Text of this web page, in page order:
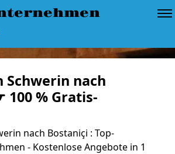
Schwerin nach
100 % Gratis-
nach Bostaniçi : Top-
- Kostenlose Angebote in 1